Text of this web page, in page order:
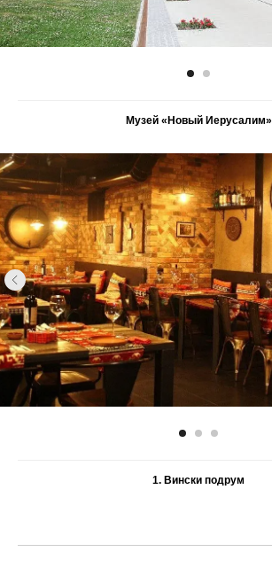
Музей «Новый Иерусалим»
1. Вински подрум